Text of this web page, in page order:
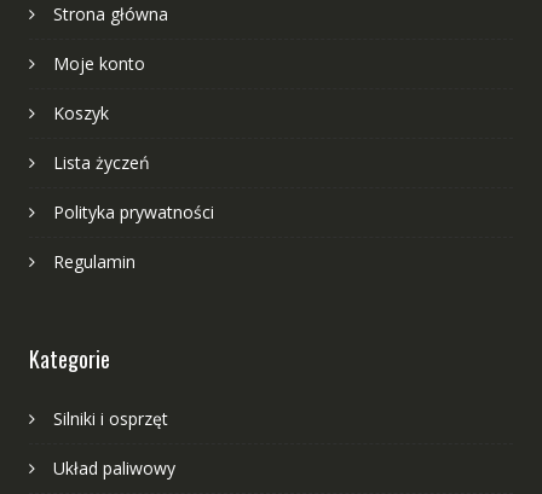
Strona główna
Moje konto
Koszyk
Lista życzeń
Polityka prywatności
Regulamin
Kategorie
Silniki i osprzęt
Układ paliwowy